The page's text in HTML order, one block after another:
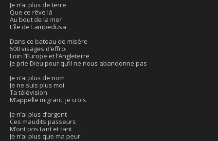
Je n’ai plus de terre
Que ce rêve là
Au bout de la mer
L’île de Lampedusa
Dans ce bateau de misère
500 visages d’effroi
Loin l’Europe et l’Angleterre
Je prie Dieu pour qu’il ne nous abandonne pas
Je n’ai plus de nom
Je ne suis plus moi
Ta télévision
M’appelle migrant, je crois
Je n’ai plus d’argent
Ces maudits passeurs
M’ont pris tant et tant
Je n’ai plus que ma peur